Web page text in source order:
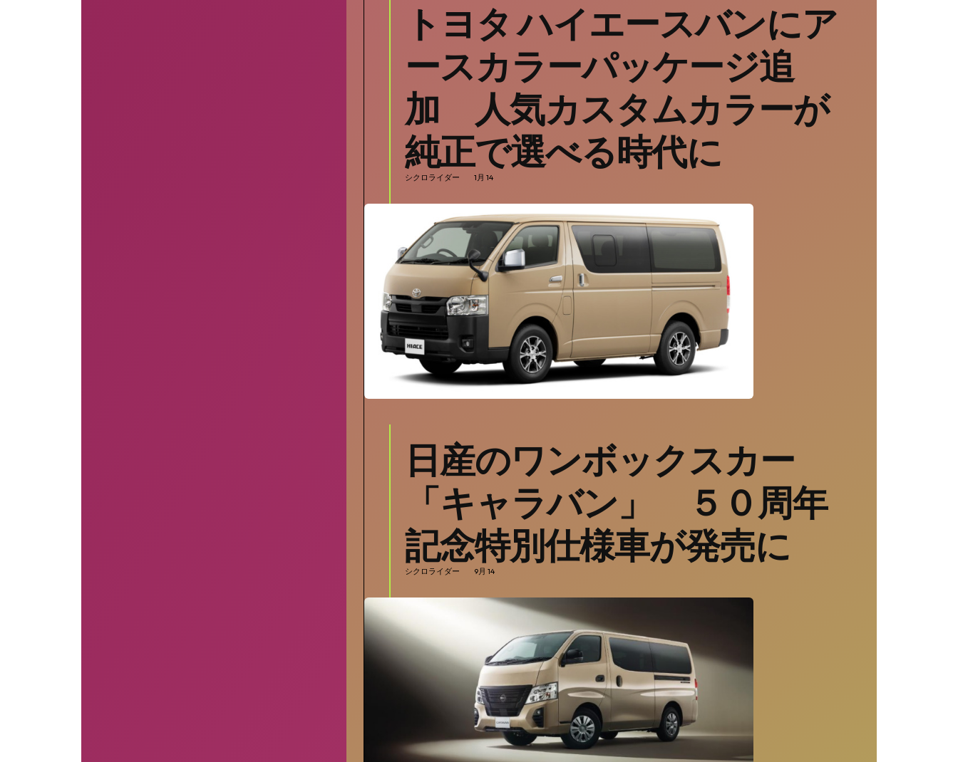
トヨタ ハイエースバンにア
ースカラーパッケージ追
加 人気カスタムカラーが
純正で選べる時代に
シクロライダー 1月 14
日産のワンボックスカー
「キャラバン」 ５０周年
記念特別仕様車が発売に
シクロライダー 9月 14